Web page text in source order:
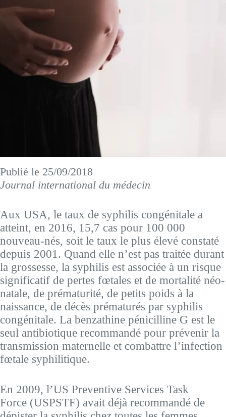
Publié le 25/09/2018
Journal international du médecin
Aux USA, le taux de syphilis congénitale a
atteint, en 2016, 15,7 cas pour 100 000
nouveau-nés, soit le taux le plus élevé constaté
depuis 2001. Quand elle n’est pas traitée durant
la grossesse, la syphilis est associée à un risque
significatif de pertes fœtales et de mortalité néo-
natale, de prématurité, de petits poids à la
naissance, de décès prématurés par syphilis
congénitale. La benzathine pénicilline G est le
seul antibiotique recommandé pour prévenir la
transmission maternelle et combattre l’infection
fœtale syphilitique.
En 2009, l’US Preventive Services Task
Force (USPSTF) avait déjà recommandé de